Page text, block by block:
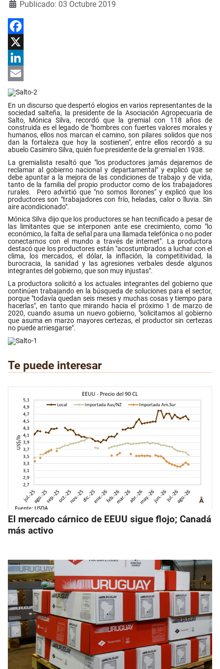
Detalles
Publicado: 03 Octubre 2019
Facebook
X
LinkedIn
Email
En un discurso que despertó elogios en varios representantes de la
sociedad salteña, la presidente de la Asociación Agropecuaria de
Salto, Mónica Silva, recordó que la gremial con 118 años de
construida es el legado de "hombres con fuertes valores morales y
humanos, ellos nos marcan el camino, son pilares solidos que nos
dan la fortaleza que hoy la sostienen", entre ellos recordó a su
abuelo Casimiro Silva, quién fue presidente de la gremial en 1938.
La gremialista resaltó que "los productores jamás dejaremos de
reclamar al gobierno nacional y departamental" y explicó que se
debe apuntar a la mejora de las condiciones de trabajo y de vida,
tanto de la familia del propio productor como de los trabajadores
rurales. Pero advirtió que "no somos llorones" y explicó que los
productores son "trabajadores con frío, heladas, calor o lluvia. Sin
aire acondicionado".
Mónica Silva dijo que los productores se han tecnificado a pesar de
las limitantes que se interponen ante ese crecimiento, como "lo
económico, la falta de señal para una llamada telefónica o no poder
conectarnos con el mundo a través de internet". La productora
destacó que los productores están "acostumbrados a luchar con el
clima, los mercados, el dólar, la inflación, la competitividad, la
burocracia, la sanidad y las agresiones verbales desde algunos
integrantes del gobierno, que son muy injustas".
La productora solicitó a los actuales integrantes del gobierno que
continúen trabajando en la búsqueda de soluciones para el sector,
porque "todavía quedan seis meses y muchas cosas y tiempo para
hacerlas", en tanto que mirando hacia el próximo 1 de marzo de
2020, cuando asuma un nuevo gobierno, "solicitamos al gobierno
que asuma en marzo mayores certezas, el productor sin certezas
no puede arriesgarse".
Te puede interesar
El mercado cárnico de EEUU sigue flojo; Canadá
más activo